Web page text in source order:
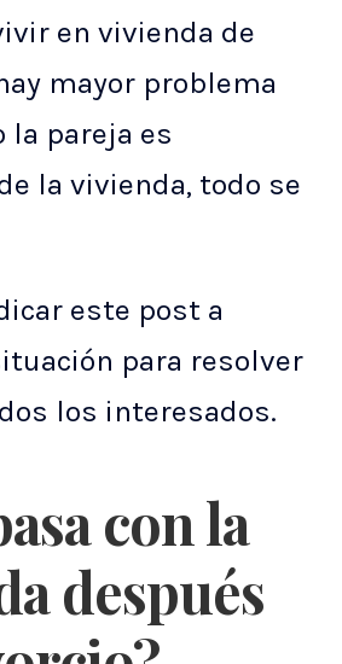
en vivienda de
mayor problema
la pareja es
la vivienda, todo se
este post a
para resolver
los interesados.
con la
después